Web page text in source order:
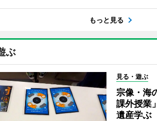
もっと見る
ぶ
見る・遊ぶ
宗像・海
課外授業
遺産学ぶ